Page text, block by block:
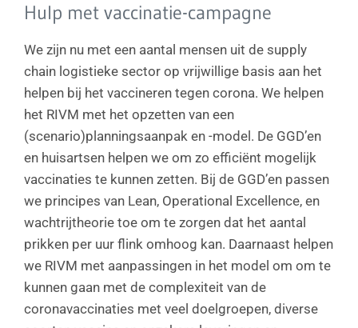
Hulp met vaccinatie-campagne
We zijn nu met een aantal mensen uit de supply
chain logistieke sector op vrijwillige basis aan het
helpen bij het vaccineren tegen corona. We helpen
het RIVM met het opzetten van een
(scenario)planningsaanpak en -model. De GGD’en
en huisartsen helpen we om zo efficiënt mogelijk
vaccinaties te kunnen zetten. Bij de GGD’en passen
we principes van Lean, Operational Excellence, en
wachtrijtheorie toe om te zorgen dat het aantal
prikken per uur flink omhoog kan. Daarnaast helpen
we RIVM met aanpassingen in het model om om te
kunnen gaan met de complexiteit van de
coronavaccinaties met veel doelgroepen, diverse